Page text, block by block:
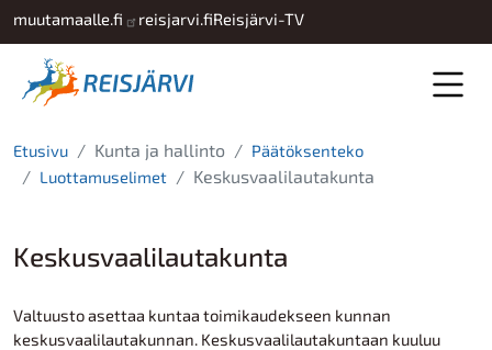
Hyppää pääsisältöön
muutamaalle.fi reisjarvi.fiReisjärvi-TV
Etusivu Kunta ja hallinto
Päätöksenteko
Luottamuselimet
Keskusvaalilautakunta
Keskusvaalilautakunta
Valtuusto asettaa kuntaa toimikaudekseen kunnan
keskusvaalilautakunnan. Keskusvaalilautakuntaan kuuluu